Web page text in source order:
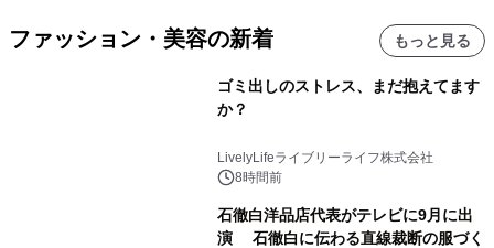
ファッション・美容の新着 もっと見る
ゴミ出しのストレス、まだ抱えてます
か？
LivelyLifeライブリーライフ株式会社
8時間前
石徹白洋品店代表がテレビに9月に出
演 石徹白に伝わる直線裁断の服づく